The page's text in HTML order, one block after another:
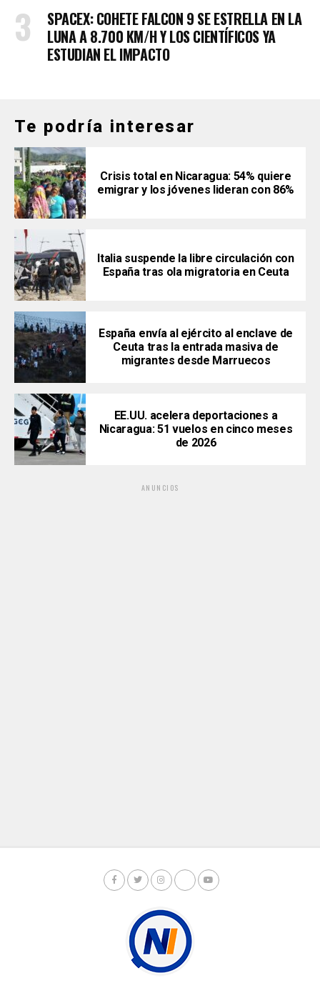
SPACEX: COHETE FALCON 9 SE ESTRELLA EN LA
LUNA A 8.700 KM/H Y LOS CIENTÍFICOS YA
ESTUDIAN EL IMPACTO
Te podría interesar
Crisis total en Nicaragua: 54% quiere
emigrar y los jóvenes lideran con 86%
Italia suspende la libre circulación con
España tras ola migratoria en Ceuta
España envía al ejército al enclave de
Ceuta tras la entrada masiva de
migrantes desde Marruecos
EE.UU. acelera deportaciones a
Nicaragua: 51 vuelos en cinco meses
de 2026
ANUNCIOS